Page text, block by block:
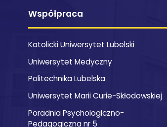
Współpraca
Katolicki Uniwersytet Lubelski
Uniwersytet Medyczny
Politechnika Lubelska
Uniwersytet Marii Curie-Skłodowskiej
Poradnia Psychologiczno-
Pedagogiczna nr 5